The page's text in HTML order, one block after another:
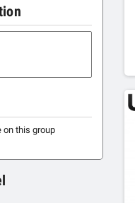
on this group